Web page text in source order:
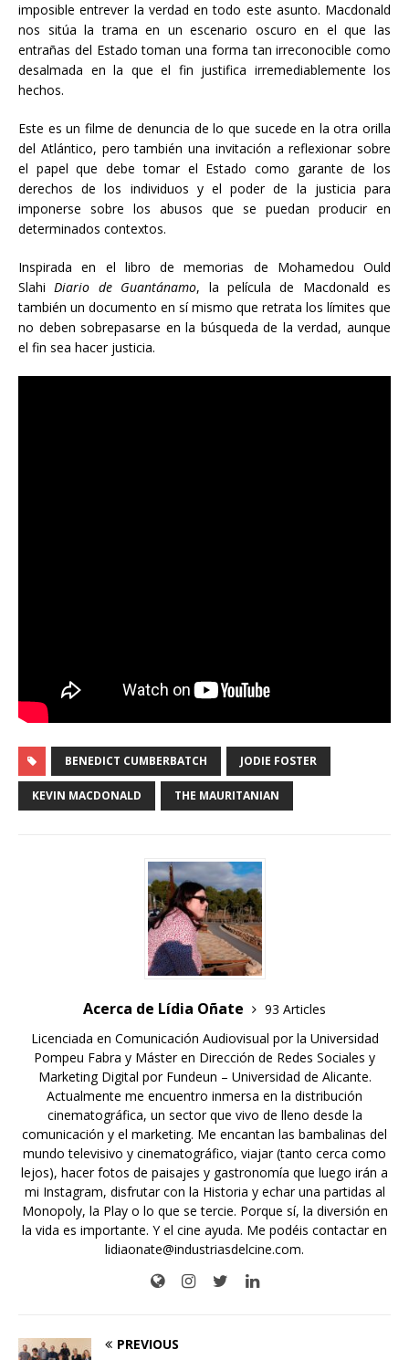
imposible entrever la verdad en todo este asunto. Macdonald
nos sitúa la trama en un escenario oscuro en el que las
entrañas del Estado toman una forma tan irreconocible como
desalmada en la que el fin justifica irremediablemente los
hechos.
Este es un filme de denuncia de lo que sucede en la otra orilla
del Atlántico, pero también una invitación a reflexionar sobre
el papel que debe tomar el Estado como garante de los
derechos de los individuos y el poder de la justicia para
imponerse sobre los abusos que se puedan producir en
determinados contextos.
Inspirada en el libro de memorias de Mohamedou Ould
Slahi Diario de Guantánamo, la película de Macdonald es
también un documento en sí mismo que retrata los límites que
no deben sobrepasarse en la búsqueda de la verdad, aunque
el fin sea hacer justicia.
BENEDICT CUMBERBATCH JODIE FOSTER
KEVIN MACDONALD THE MAURITANIAN
Acerca de Lídia Oñate
93 Articles
Licenciada en Comunicación Audiovisual por la Universidad
Pompeu Fabra y Máster en Dirección de Redes Sociales y
Marketing Digital por Fundeun – Universidad de Alicante.
Actualmente me encuentro inmersa en la distribución
cinematográfica, un sector que vivo de lleno desde la
comunicación y el marketing. Me encantan las bambalinas del
mundo televisivo y cinematográfico, viajar (tanto cerca como
lejos), hacer fotos de paisajes y gastronomía que luego irán a
mi Instagram, disfrutar con la Historia y echar una partidas al
Monopoly, la Play o lo que se tercie. Porque sí, la diversión en
la vida es importante. Y el cine ayuda. Me podéis contactar en
lidiaonate@industriasdelcine.com.
PREVIOUS